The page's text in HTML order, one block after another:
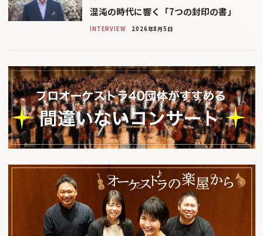
混沌の時代に響く「7つの封印の書」
INTERVIEW 2026年8月5日